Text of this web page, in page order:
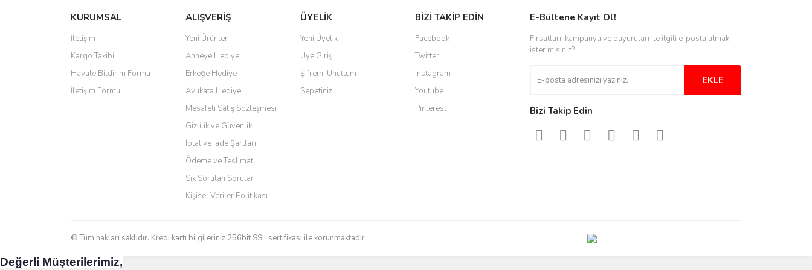
Ürün resmi kalitesiz, bozuk veya görüntülenemiyor.
Ürün açıklamasında eksik bilgiler bulunuyor.
Ürün bilgilerinde hatalar bulunuyor.
Ürün fiyatı diğer sitelerden daha pahalı.
Bu ürüne benzer farklı alternatifler olmalı.
hiç zorlanmadım. Uzun zamandır internet alışverişinde yaşadığım en iyi deneyimdi. Herkese
Ö... Ç... | 13/04/2026
Yani site de kaybolmuyorsunuz. Özenle hazırlanmış çok düzenli bir site. Teşekkürler.
Aytaç Hacıalioğlu | 01/01/2026
E... S... | 12/12/2025
Site guzel çalışıyor irtibat lara anında cevap veriyorlar işlerini düzgün yapıyorlar
KURUMSAL
İletişim
Kargo Takibi
Havale Bildirim Formu
İletişim Formu
ALIŞVERİŞ
Yeni Ürünler
Anneye Hediye
Erkeğe Hediye
Avukata Hediye
Mesafeli Satış Sözleşmesi
Gizlilik ve Güvenlik
İptal ve İade Şartları
Ödeme ve Teslimat
Sık Sorulan Sorular
Kişisel Veriler Politikası
ÜYELİK
Yeni Üyelik
Üye Girişi
Şifremi Unuttum
Sepetiniz
BİZİ TAKİP EDİN
Facebook
Twitter
Instagram
Youtube
Pinterest
E-Bültene Kayıt Ol!
Fırsatları, kampanya ve duyuruları ile ilgili e-posta almak
ister misiniz?
EKLE
Bizi Takip Edin
© Tüm hakları saklıdır. Kredi kartı bilgileriniz 256bit SSL sertifikası ile korunmaktadır.
Değerli Müşterilerimiz,